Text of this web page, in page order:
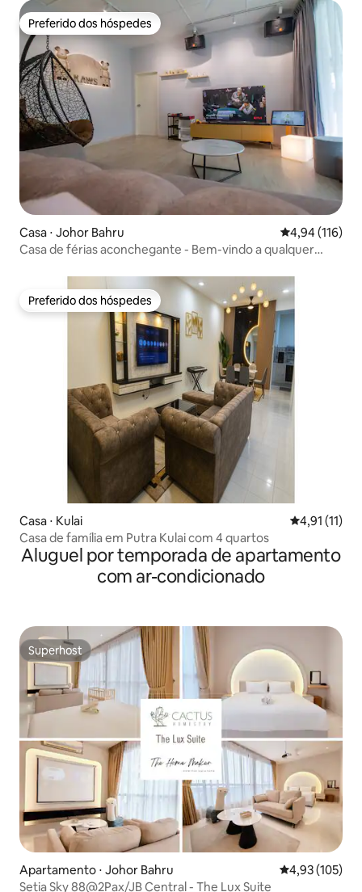
Preferido dos hóspedes
Preferido dos hóspedes
Casa ⋅ Johor Bahru 4,94 de uma
4,94 (116)
Casa de férias aconchegante - Bem-vindo a qualquer
Preferido dos hóspedes
Preferido dos hóspedes
Casa ⋅ Kulai 4,91 de uma
4,91 (11)
Casa de família em Putra Kulai com 4 quartos
Aluguel por temporada de apartamento
com ar-condicionado
Superhost
Superhost
Apartamento ⋅ Johor Bahru 4,93 de uma
4,93 (105)
Setia Sky 88@2Pax/JB Central - The Lux Suite